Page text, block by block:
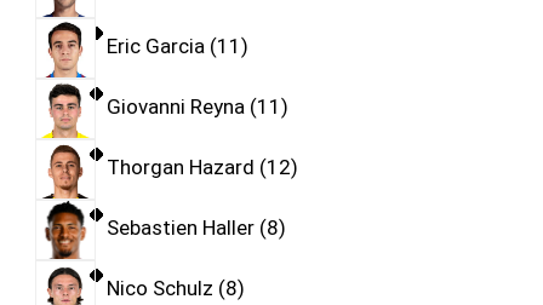
Eric Garcia 11
Giovanni Reyna 11
Thorgan Hazard 12
Sebastien Haller 8
Nico Schulz 8